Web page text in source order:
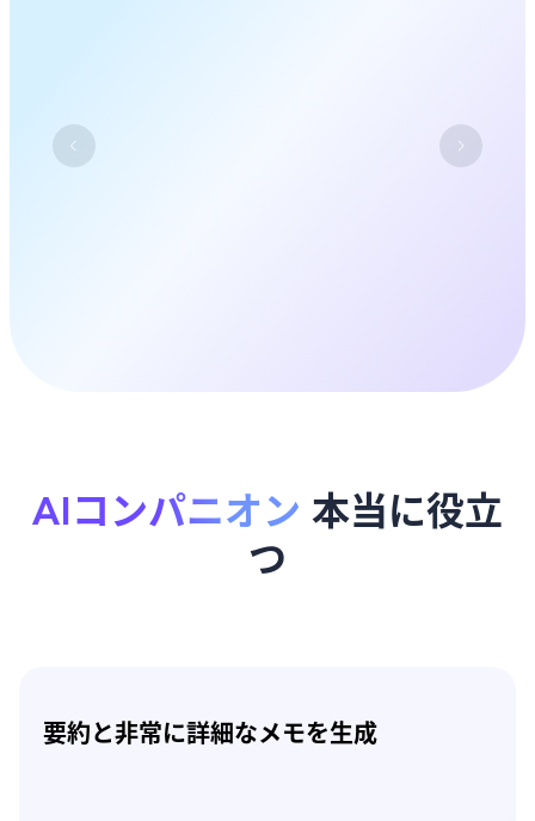
AIコンパニオン 本当に役立
つ
要約と非常に詳細なメモを生成